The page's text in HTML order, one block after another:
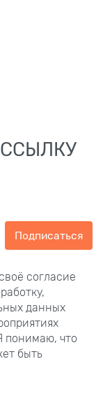
Подписаться
согласие
данных
понимаю, что
быть